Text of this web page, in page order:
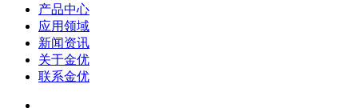
产品中心
应用领域
新闻资讯
关于金优
联系金优